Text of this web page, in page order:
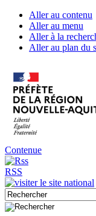
Aller au contenu
Aller au menu
Aller à la
Aller au plan du
Contenue
RSS